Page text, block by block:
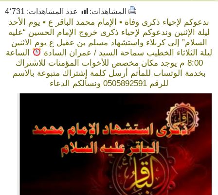
المشاهدات:
عدد المشاهدات: 4٬731
ندعوكم لإحياء ذكرى وفاة ▪ الإمام محمد الباقر ع ▪ يوم الأحد
ليلة الإثنين وندعوكم لإحياء ذكرى خروج الإمام الحسين “عليه
السلام” إلى كربلاء واستشهاد مسلم بن عقيل ع يوم الاثنين
ليلة الثلاثاء الخطيب سماحة السيد / عمران السادة
الساعة
8:00 م يوجد مكان مخصص للأخوات المؤمنات للاشتراك
بخدمة الوتساب للمأتم أرسل كلمة إشتراك متبوعة بالاسم
للرقم 0505892591 ونسألكم الدعاء